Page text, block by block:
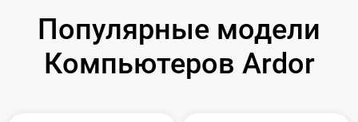
Популярные модели
Компьютеров Ardor